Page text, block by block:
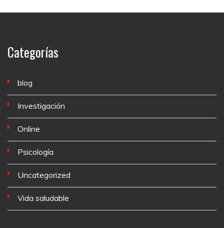
Categorías
blog
Investigación
Online
Psicología
Uncategorized
Vida saludable